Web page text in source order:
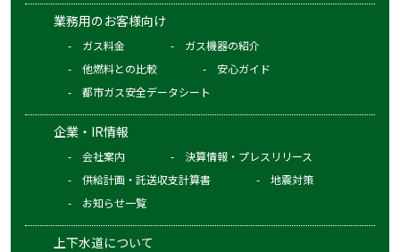
業務用のお客様向け
ガス料金
ガス機器の紹介
他燃料との比較
安心ガイド
都市ガス安全データシート
企業・IR情報
会社案内
決算情報・プレスリリース
供給計画・託送収支計算書
地震対策
お知らせ一覧
上下水道について